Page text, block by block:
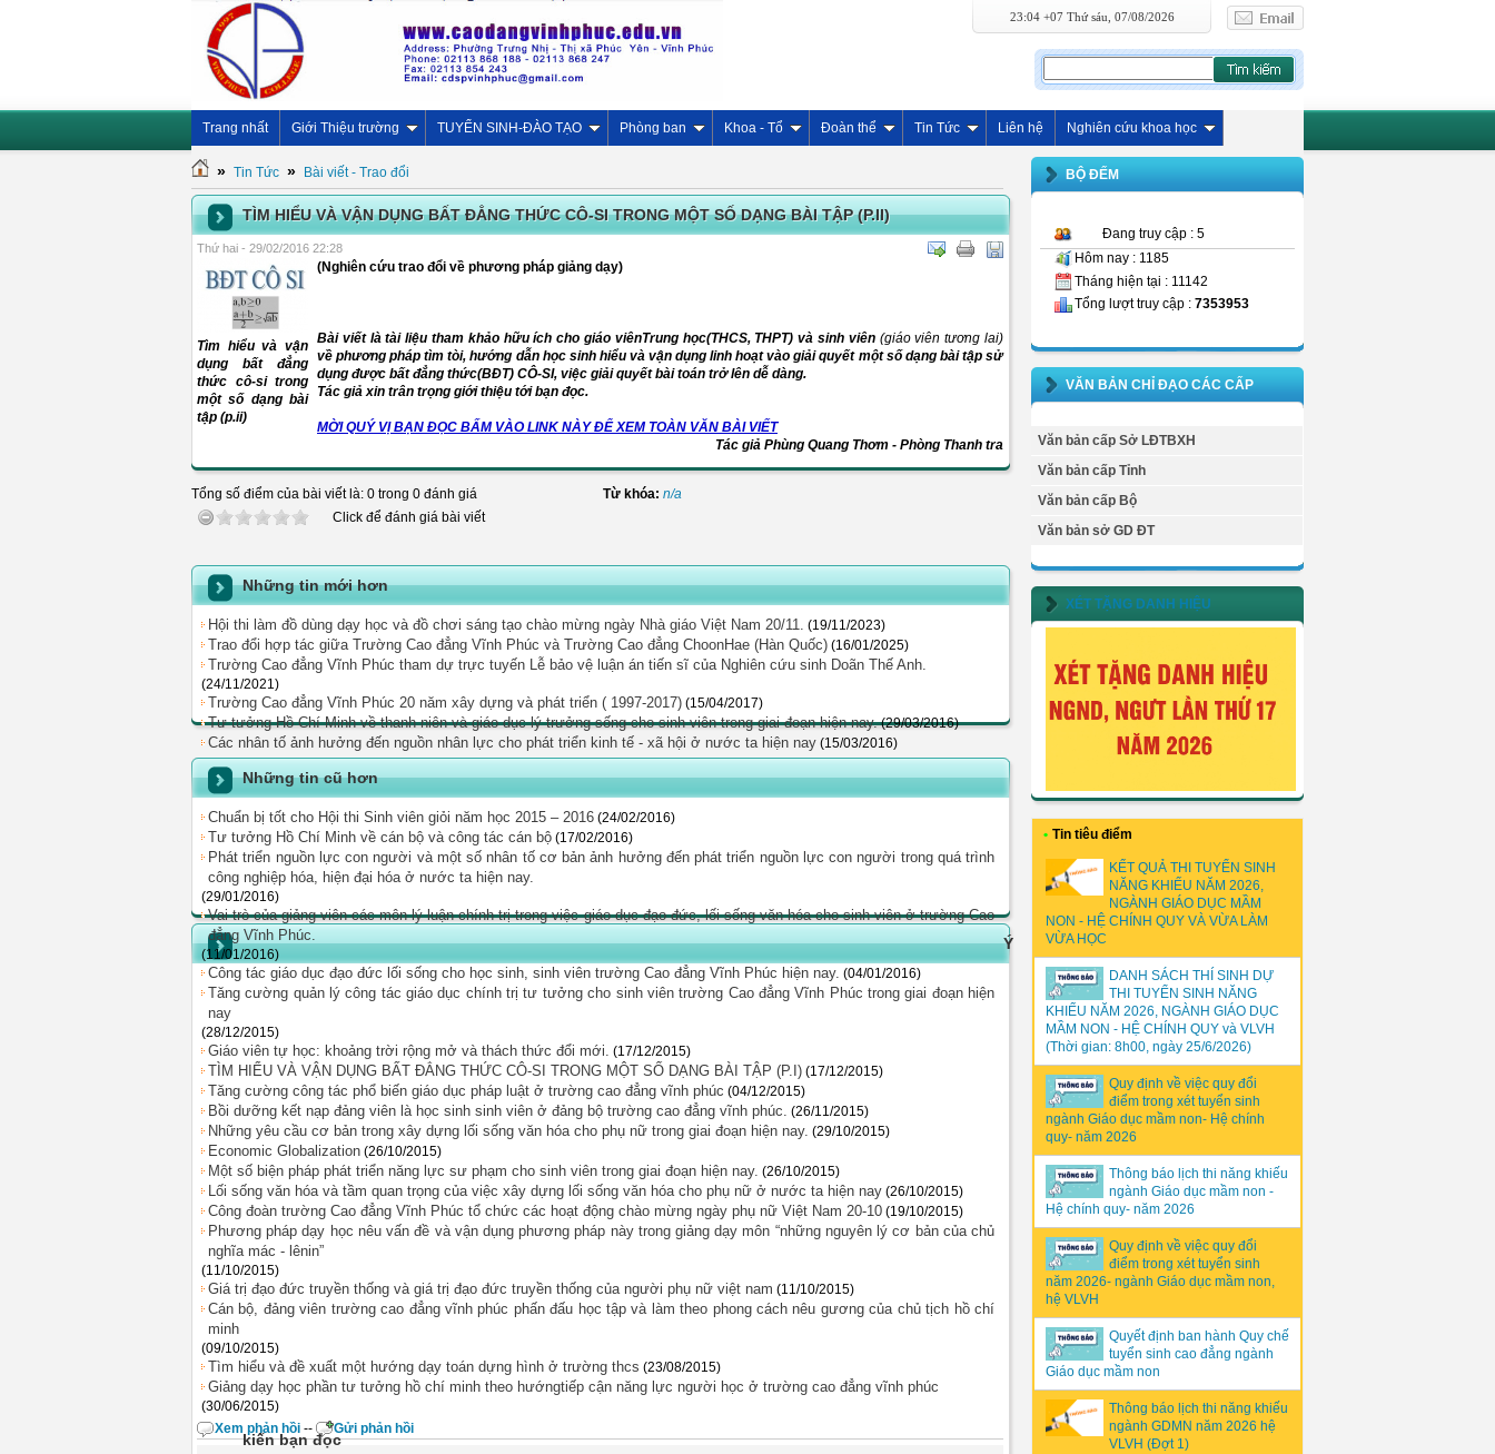
23:04 +07 Thứ sáu, 07/08/2026
Trang nhất Giới Thiệu trường TUYỂN SINH-ĐÀO TẠO Phòng ban Khoa - Tổ Đoàn thể Tin Tức Liên hệ Nghiên cứu khoa học
» Tin Tức » Bài viết - Trao đổi
TÌM HIỂU VÀ VẬN DỤNG BẤT ĐẲNG THỨC CÔ-SI TRONG MỘT SỐ DẠNG BÀI TẬP (P.II)
Thứ hai - 29/02/2016 22:28
Tìm hiểu và vận
dụng bất đẳng
thức cô-si trong
một số dạng bài
tập (p.ii)
(Nghiên cứu trao đổi về phương pháp giảng dạy)
Bài viết là tài liệu tham khảo hữu ích cho giáo viênTrung học(THCS, THPT) và sinh viên (giáo viên tương lai)
về phương pháp tìm tòi, hướng dẫn học sinh hiểu và vận dụng linh hoạt vào giải quyết một số dạng bài tập sử
dụng được bất đẳng thức(BĐT) CÔ-SI, việc giải quyết bài toán trở lên dễ dàng.
Tác giả xin trân trọng giới thiệu tới bạn đọc.
MỜI QUÝ VỊ BẠN ĐỌC BẤM VÀO LINK NÀY ĐỂ XEM TOÀN VĂN BÀI VIẾT
Tác giả Phùng Quang Thơm - Phòng Thanh tra
Tổng số điểm của bài viết là: 0 trong 0 đánh giá
Click để đánh giá bài viết
Từ khóa: n/a
Những tin mới hơn
Hội thi làm đồ dùng dạy học và đồ chơi sáng tạo chào mừng ngày Nhà giáo Việt Nam 20/11. (19/11/2023)
Trao đổi hợp tác giữa Trường Cao đẳng Vĩnh Phúc và Trường Cao đẳng ChoonHae (Hàn Quốc) (16/01/2025)
Trường Cao đẳng Vĩnh Phúc tham dự trực tuyến Lễ bảo vệ luận án tiến sĩ của Nghiên cứu sinh Doãn Thế Anh.
(24/11/2021)
Trường Cao đẳng Vĩnh Phúc 20 năm xây dựng và phát triển ( 1997-2017) (15/04/2017)
Tư tưởng Hồ Chí Minh về thanh niên và giáo dục lý trưởng sống cho sinh viên trong giai đoạn hiện nay. (29/03/2016)
Các nhân tố ảnh hưởng đến nguồn nhân lực cho phát triển kinh tế - xã hội ở nước ta hiện nay (15/03/2016)
Những tin cũ hơn
Chuẩn bị tốt cho Hội thi Sinh viên giỏi năm học 2015 – 2016 (24/02/2016)
Tư tưởng Hồ Chí Minh về cán bộ và công tác cán bộ (17/02/2016)
Phát triển nguồn lực con người và một số nhân tố cơ bản ảnh hưởng đến phát triển nguồn lực con người trong quá trình
công nghiệp hóa, hiện đại hóa ở nước ta hiện nay.
(29/01/2016)
Vai trò của giảng viên các môn lý luận chính trị trong việc giáo dục đạo đức, lối sống văn hóa cho sinh viên ở trường Cao
đẳng Vĩnh Phúc.
(11/01/2016)
Công tác giáo dục đạo đức lối sống cho học sinh, sinh viên trường Cao đẳng Vĩnh Phúc hiện nay. (04/01/2016)
Tăng cường quản lý công tác giáo dục chính trị tư tưởng cho sinh viên trường Cao đẳng Vĩnh Phúc trong giai đoạn hiện
nay
(28/12/2015)
Giáo viên tự học: khoảng trời rộng mở và thách thức đổi mới. (17/12/2015)
TÌM HIỂU VÀ VẬN DỤNG BẤT ĐẲNG THỨC CÔ-SI TRONG MỘT SỐ DẠNG BÀI TẬP (P.I) (17/12/2015)
Tăng cường công tác phổ biến giáo dục pháp luật ở trường cao đẳng vĩnh phúc (04/12/2015)
Bồi dưỡng kết nạp đảng viên là học sinh sinh viên ở đảng bộ trường cao đẳng vĩnh phúc. (26/11/2015)
Những yêu cầu cơ bản trong xây dựng lối sống văn hóa cho phụ nữ trong giai đoạn hiện nay. (29/10/2015)
Economic Globalization (26/10/2015)
Một số biện pháp phát triển năng lực sư phạm cho sinh viên trong giai đoạn hiện nay. (26/10/2015)
Lối sống văn hóa và tầm quan trọng của việc xây dựng lối sống văn hóa cho phụ nữ ở nước ta hiện nay (26/10/2015)
Công đoàn trường Cao đẳng Vĩnh Phúc tổ chức các hoạt động chào mừng ngày phụ nữ Việt Nam 20-10 (19/10/2015)
Phương pháp dạy học nêu vấn đề và vận dụng phương pháp này trong giảng dạy môn “những nguyên lý cơ bản của chủ
nghĩa mác - lênin”
(11/10/2015)
Giá trị đạo đức truyền thống và giá trị đạo đức truyền thống của người phụ nữ việt nam (11/10/2015)
Cán bộ, đảng viên trường cao đẳng vĩnh phúc phấn đấu học tập và làm theo phong cách nêu gương của chủ tịch hồ chí
minh
(09/10/2015)
Tìm hiểu và đề xuất một hướng dạy toán dựng hình ở trường thcs (23/08/2015)
Giảng dạy học phần tư tưởng hồ chí minh theo hướngtiếp cận năng lực người học ở trường cao đẳng vĩnh phúc
(30/06/2015)
Ý
kiến bạn đọc
Xem phản hồi -- Gửi phản hồi
BỘ ĐẾM
Đang truy cập : 5
Hôm nay : 1185
Tháng hiện tại : 11142
Tổng lượt truy cập : 7353953
VĂN BẢN CHỈ ĐẠO CÁC CẤP
Văn bản cấp Sở LĐTBXH
Văn bản cấp Tỉnh
Văn bản cấp Bộ
Văn bản sở GD ĐT
XÉT TẶNG DANH HIỆU
• Tin tiêu điểm
KẾT QUẢ THI TUYỂN SINH
NĂNG KHIẾU NĂM 2026,
NGÀNH GIÁO DỤC MẦM
NON - HỆ CHÍNH QUY VÀ VỪA LÀM
VỪA HỌC
DANH SÁCH THÍ SINH DỰ
THI TUYỂN SINH NĂNG
KHIẾU NĂM 2026, NGÀNH GIÁO DỤC
MẦM NON - HỆ CHÍNH QUY và VLVH
(Thời gian: 8h00, ngày 25/6/2026)
Quy định về việc quy đổi
điểm trong xét tuyển sinh
ngành Giáo dục mầm non- Hệ chính
quy- năm 2026
Thông báo lịch thi năng khiếu
ngành Giáo dục mầm non -
Hệ chính quy- năm 2026
Quy định về việc quy đổi
điểm trong xét tuyển sinh
năm 2026- ngành Giáo dục mầm non,
hệ VLVH
Quyết định ban hành Quy chế
tuyển sinh cao đẳng ngành
Giáo dục mầm non
Thông báo lịch thi năng khiếu
ngành GDMN năm 2026 hệ
VLVH (Đợt 1)